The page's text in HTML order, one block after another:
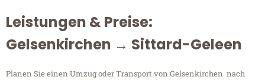
Leistungen & Preise:
Gelsenkirchen → Sittard-Geleen
Planen Sie einen Umzug oder Transport von Gelsenkirchen nach